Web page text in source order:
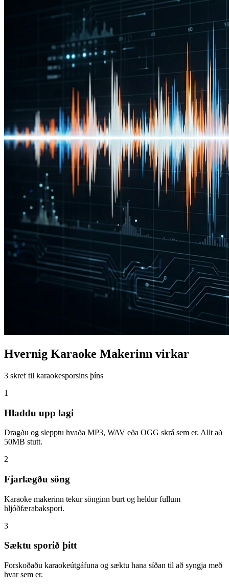
Hvernig Karaoke Makerinn virkar
3 skref til karaokesporsins þíns
1
Hladdu upp lagi
Dragðu og slepptu hvaða MP3, WAV eða OGG skrá sem er. Allt að
50MB stutt.
2
Fjarlægðu söng
Karaoke makerinn tekur sönginn burt og heldur fullum
hljóðfærabakspori.
3
Sæktu sporið þitt
Forskoðaðu karaokeútgáfuna og sæktu hana síðan til að syngja með
hvar sem er.